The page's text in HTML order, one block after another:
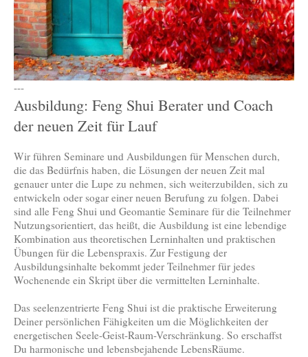
---
Ausbildung: Feng Shui Berater und Coach
der neuen Zeit für Lauf
Wir führen Seminare und Ausbildungen für Menschen durch,
die das Bedürfnis haben, die Lösungen der neuen Zeit mal
genauer unter die Lupe zu nehmen, sich weiterzubilden, sich zu
entwickeln oder sogar einer neuen Berufung zu folgen. Dabei
sind alle Feng Shui und Geomantie Seminare für die Teilnehmer
Nutzungsorientiert, das heißt, die Ausbildung ist eine lebendige
Kombination aus theoretischen Lerninhalten und praktischen
Übungen für die Lebenspraxis. Zur Festigung der
Ausbildungsinhalte bekommt jeder Teilnehmer für jedes
Wochenende ein Skript über die vermittelten Lerninhalte.
Das seelenzentrierte Feng Shui ist die praktische Erweiterung
Deiner persönlichen Fähigkeiten um die Möglichkeiten der
energetischen Seele-Geist-Raum-Verschränkung. So erschaffst
Du harmonische und lebensbejahende LebensRäume.